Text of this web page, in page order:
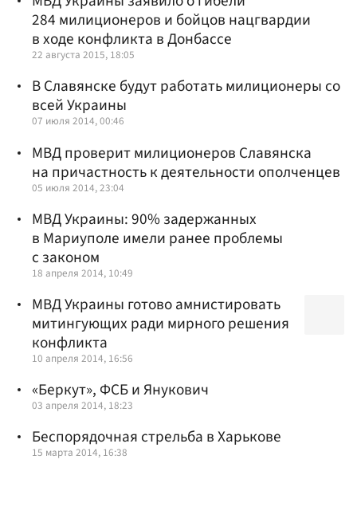
284 милиционеров и бойцов нацгвардии
в ходе конфликта в Донбассе
22 августа 2015, 18:05
В Славянске будут работать милиционеры со
всей Украины
07 июля 2014, 00:46
МВД проверит милиционеров Славянска
на причастность к деятельности ополченцев
05 июля 2014, 23:04
МВД Украины: 90% задержанных
в Мариуполе имели ранее проблемы
с законом
18 апреля 2014, 10:49
МВД Украины готово амнистировать
митингующих ради мирного решения
конфликта
10 апреля 2014, 16:56
«Беркут», ФСБ и Янукович
03 апреля 2014, 18:23
Беспорядочная стрельба в Харькове
15 марта 2014, 16:38